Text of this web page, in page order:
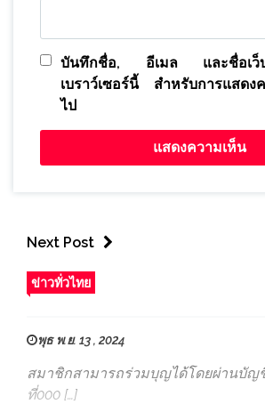
บันทึกชื่อ, อีเมล และชื่อเว็บ
เบราว์เซอร์นี้ สำหรับการแสดง
ไป
Next Post
ข่าวทั่วไทย
พุธ พ.ย. 13 , 2024
สมาชิกสามารถร่วมบุญได้โดยผ่านบัญ
ที่000 […]